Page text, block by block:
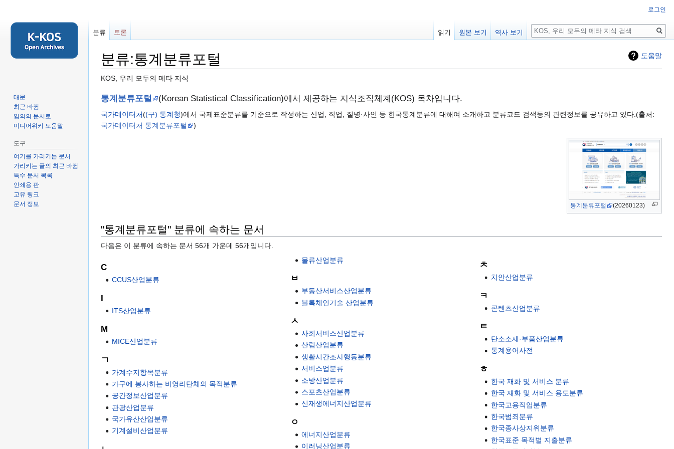
도움말
분류:통계분류포털
KOS, 우리 모두의 메타 지식
둘
보
기
검
하
러
통계분류포털 (Korean Statistical Classification)에서 제공하는 지식조직체계(KOS) 목차입니다.
국가데이터처((구) 통계청)에서 국제표준분류를 기준으로 작성하는 산업, 직업, 질병·사인 등 한국통계분류에 대해여 소개하고 분류코드 검색등의 관련정보를 공유하고 있다.(출처:
국가데이터처 통계분류포털
)
통계분류포털 (20260123)
"통계분류포털" 분류에 속하는 문서
다음은 이 분류에 속하는 문서 56개 가운데 56개입니다.
C
CCUS산업분류
I
ITS산업분류
M
MICE산업분류
ㄱ
가계수지항목분류
가구에 봉사하는 비영리단체의 목적분류
공간정보산업분류
관광산업분류
국가유산산업분류
기계설비산업분류
물류산업분류
ㅂ
부동산서비스산업분류
블록체인기술 산업분류
ㅅ
사회서비스산업분류
산림산업분류
생활시간조사행동분류
서비스업분류
소방산업분류
스포츠산업분류
신재생에너지산업분류
ㅇ
에너지산업분류
이러닝산업분류
ㅊ
치안산업분류
ㅋ
콘텐츠산업분류
ㅌ
탄소소재·부품산업분류
통계용어사전
ㅎ
한국 재화 및 서비스 분류
한국 재화 및 서비스 용도분류
한국고용직업분류
한국범죄분류
한국종사상지위분류
한국표준 목적별 지출분류
로그인
분류 토론 읽기 원본 보기 역사 보기
검
색
대문
최근 바뀜
임의의 문서로
미디어위키 도움말
도구
여기를 가리키는 문서
가리키는 글의 최근 바뀜
특수 문서 목록
인쇄용 판
고유 링크
문서 정보